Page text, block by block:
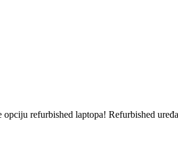
refurbished laptopa! Refurbished